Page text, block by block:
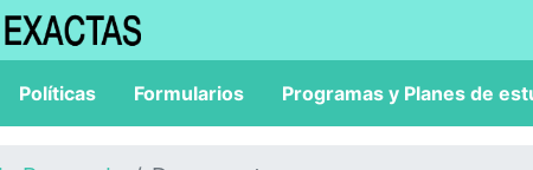
Políticas Formularios Programas y Planes de